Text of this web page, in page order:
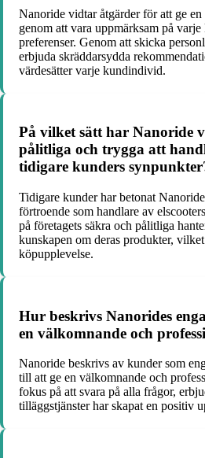
Nanoride vidtar åtgärder för att ge
genom att vara uppmärksam på
preferenser. Genom att skicka
erbjuda skräddarsydda
värdesätter varje kundindivid.
På vilket sätt har Nanoride
pålitliga och trygga att
tidigare kunders
Tidigare kunder har betonat
förtroende som handlare av
på företagets säkra och pålitliga
kunskapen om deras produkter,
köpupplevelse.
Hur beskrivs Nanorides
en välkomnande och
Nanoride beskrivs av kunder som
till att ge en välkomnande och
fokus på att svara på alla frågor,
tilläggstjänster har skapat en positiv